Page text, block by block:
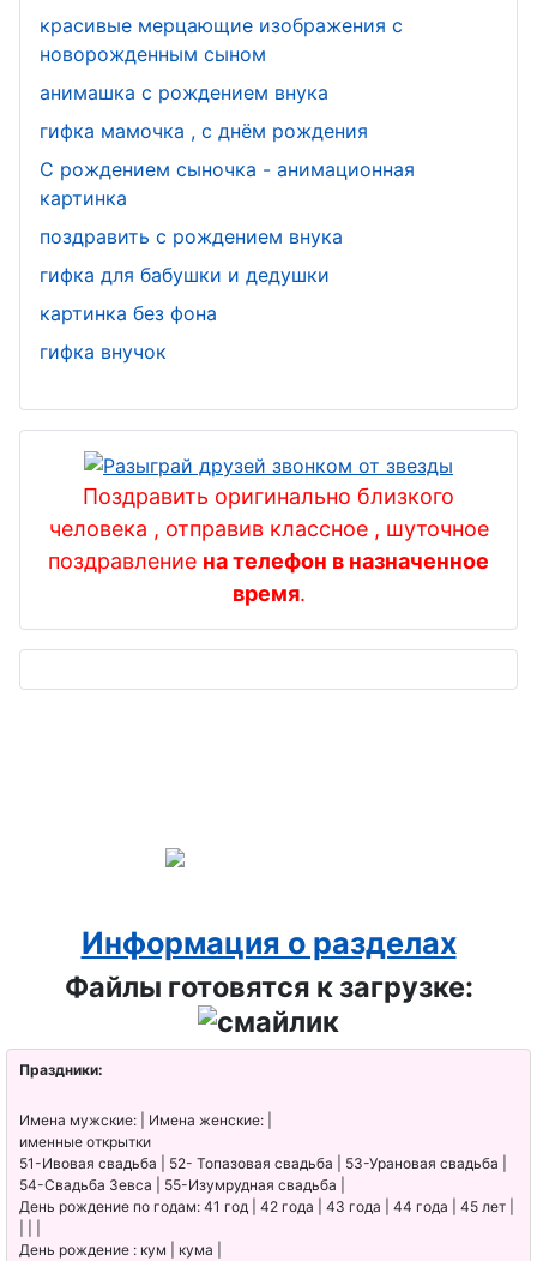
красивые мерцающие изображения с
новорожденным сыном
анимашка с рождением внука
гифка мамочка , с днём рождения
С рождением сыночка - анимационная
картинка
поздравить с рождением внука
гифка для бабушки и дедушки
картинка без фона
гифка внучок
Поздравить оригинально близкого
человека , отправив классное , шуточное
поздравление на телефон в назначенное
время.
Информация о разделах
Файлы готовятся к загрузке:
Праздники:
Имена мужские: | Имена женские: |
именные открытки
51-Ивовая свадьба | 52- Топазовая свадьба | 53-Урановая свадьба |
54-Свадьба Зевса | 55-Изумрудная свадьба |
День рождение по годам: 41 год | 42 года | 43 года | 44 года | 45 лет |
День рождение : кум | кума |